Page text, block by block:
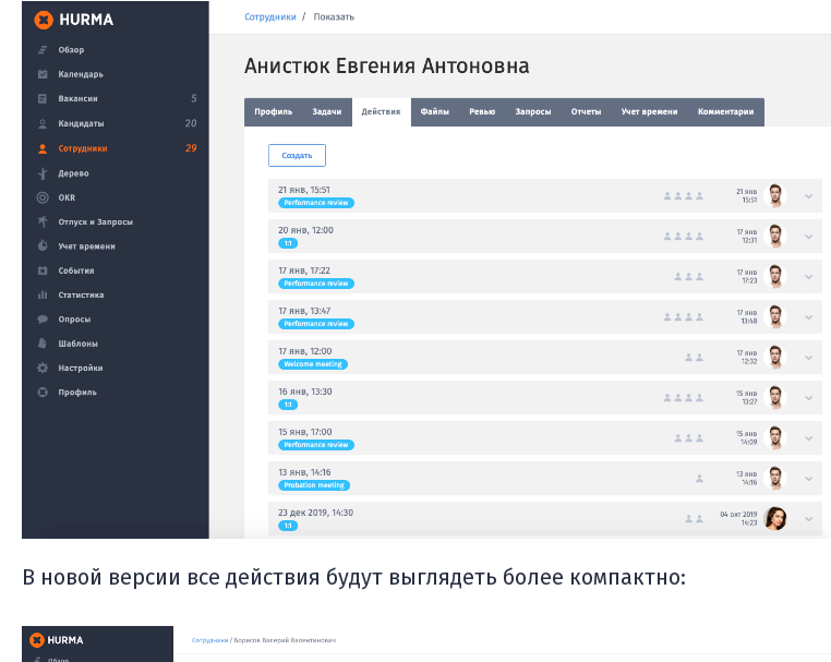
В новой версии все действия будут выглядеть более компактно: